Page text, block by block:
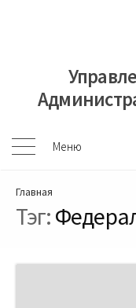
Меню
Меню
Главная
Тэг: